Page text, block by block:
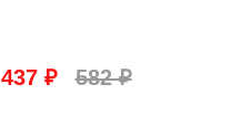
437 ₽ 582 ₽